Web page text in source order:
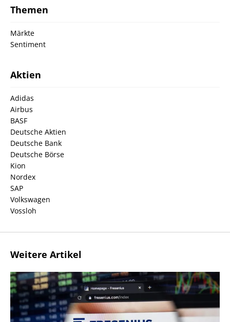
Themen
Märkte
Sentiment
Aktien
Adidas
Airbus
BASF
Deutsche Aktien
Deutsche Bank
Deutsche Börse
Kion
Nordex
SAP
Volkswagen
Vossloh
Weitere Artikel